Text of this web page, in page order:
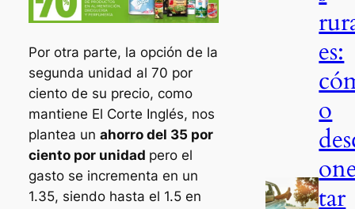
Por otra parte, la opción de la
segunda unidad al 70 por
ciento de su precio, como
mantiene El Corte Inglés, nos
plantea un ahorro del 35 por
ciento por unidad pero el
gasto se incrementa en un
1.35, siendo hasta el 1.5 en
es:
o
tar